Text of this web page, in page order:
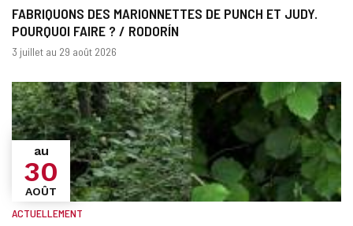
FABRIQUONS DES MARIONNETTES DE PUNCH ET JUDY.
POURQUOI FAIRE ? / RODORÍN
Quand?
Dates
3 juillet au 29 août 2026
au
30
AOÛT
ACTUELLEMENT